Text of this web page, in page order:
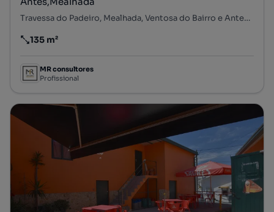
Travessa do Padeiro, Mealhada, Ventosa do Bairro e Antes, Mealhada, Aveiro
Preço por metro quadrado
135 m²
MR consultores
Profissional